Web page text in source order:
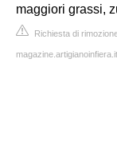
maggiori grassi,
Richiesta di
magazine.artigianoinfiera.it